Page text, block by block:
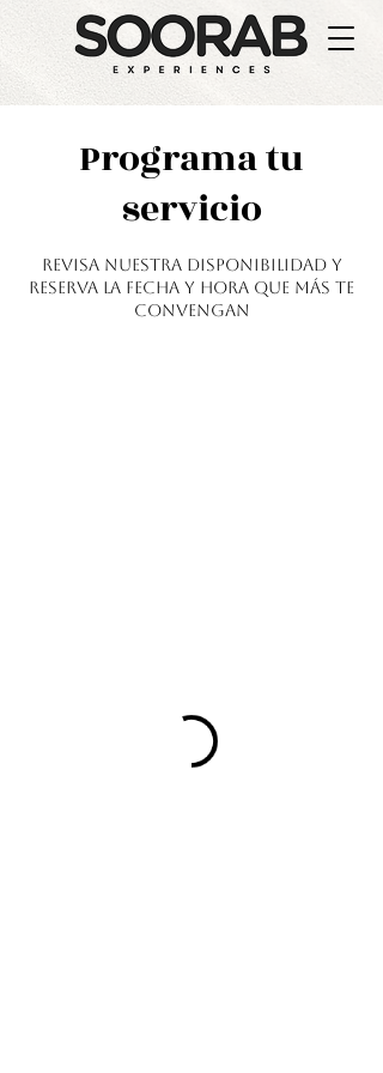
Programa tu
servicio
Revisa nuestra disponibilidad y
reserva la fecha y hora que más te
convengan